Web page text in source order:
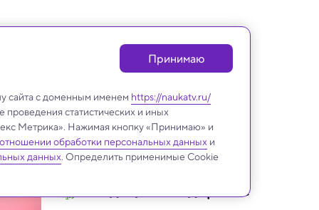
Медицина и здоровье
Принимаю
сайта с доменным именем https://naukatv.ru/
статистических и иных
Метрика». Нажимая кнопку «Принимаю» и
обработки персональных данныхи
данных. Определить применимые Cookie